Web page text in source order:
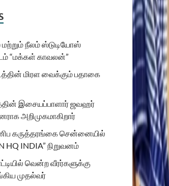
மற்றும் நீலம் ஸ்டுடியோஸ்
“மக்கள் காவலன்”
மிரள வைக்கும் பதாகை
இசையப்பாளார் ஜவஹர்
அறிமுகமாகிறார்
கருத்தரங்கை சென்னையில்
HQ INDIA” நிறுவனம்
வென்ற வீரர்களுக்கு
முதல்வர்